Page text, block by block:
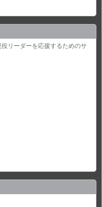
リーダーを応援するためのサ